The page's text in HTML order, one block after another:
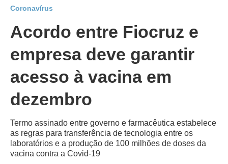
Coronavírus
Acordo entre Fiocruz e
empresa deve garantir
acesso à vacina em
dezembro
Termo assinado entre governo e farmacêutica estabelece
as regras para transferência de tecnologia entre os
laboratórios e a produção de 100 milhões de doses da
vacina contra a Covid-19